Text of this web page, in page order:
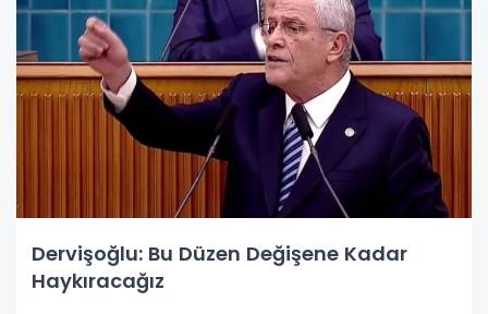
Dervişoğlu: Bu Düzen Değişene Kadar
Haykıracağız